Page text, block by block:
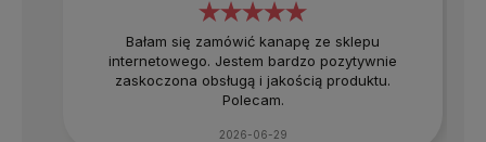
Bałam się zamówić kanapę ze sklepu
internetowego. Jestem bardzo pozytywnie
zaskoczona obsługą i jakością produktu.
Polecam.
2026-06-29